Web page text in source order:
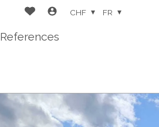
References
CHF FR